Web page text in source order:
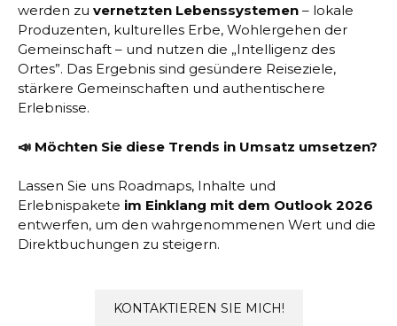
werden zu vernetzten Lebenssystemen – lokale
Produzenten, kulturelles Erbe, Wohlergehen der
Gemeinschaft – und nutzen die „Intelligenz des
Ortes”. Das Ergebnis sind gesündere Reiseziele,
stärkere Gemeinschaften und authentischere
Erlebnisse.
📣 Möchten Sie diese Trends in Umsatz umsetzen?
Lassen Sie uns Roadmaps, Inhalte und
Erlebnispakete im Einklang mit dem Outlook 2026
entwerfen, um den wahrgenommenen Wert und die
Direktbuchungen zu steigern.
KONTAKTIEREN SIE MICH!